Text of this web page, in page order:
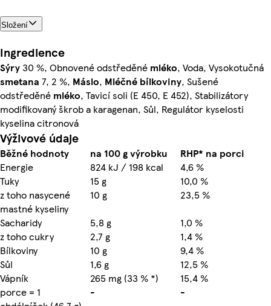
Složení
Ingredience
Sýry 30 %, Obnovené odstředěné mléko, Voda, Vysokotučná
smetana 7, 2 %, Máslo, Mléčné bílkoviny, Sušené
odstředěné mléko, Tavicí soli (E 450, E 452), Stabilizátory
modifikovaný škrob a karagenan, Sůl, Regulátor kyselosti
kyselina citronová
Výživové údaje
Běžné hodnoty na 100 g výrobku
RHP* na porci
Energie
824 kJ / 198 kcal
4,6 %
Tuky
15 g
10,0 %
z toho nasycené
mastné kyseliny
10 g
23,5 %
Sacharidy
5,8 g
1,0 %
z toho cukry
2,7 g
1,4 %
Bílkoviny
10 g
9,4 %
Sůl
1,6 g
12,5 %
Vápník
265 mg (33 % *)
15,4 %
porce = 1
-
-